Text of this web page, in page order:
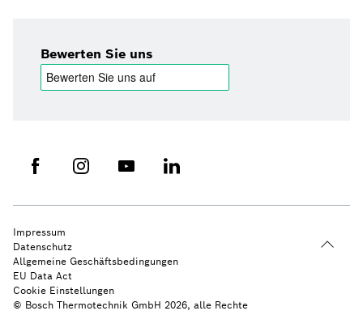
Bewerten Sie uns
© Bosch Thermotechnik GmbH 2026, alle Rechte
Impressum
Datenschutz
Allgemeine Geschäftsbedingungen
EU Data Act
Cookie Einstellungen